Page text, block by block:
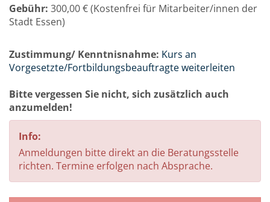
Gebühr: 300,00 € (Kostenfrei für Mitarbeiter/innen der
Stadt Essen)
Zustimmung/ Kenntnisnahme: Kurs an
Vorgesetzte/Fortbildungsbeauftragte weiterleiten
Bitte vergessen Sie nicht, sich zusätzlich auch
anzumelden!
Info:
Anmeldungen bitte direkt an die Beratungsstelle
richten. Termine erfolgen nach Absprache.